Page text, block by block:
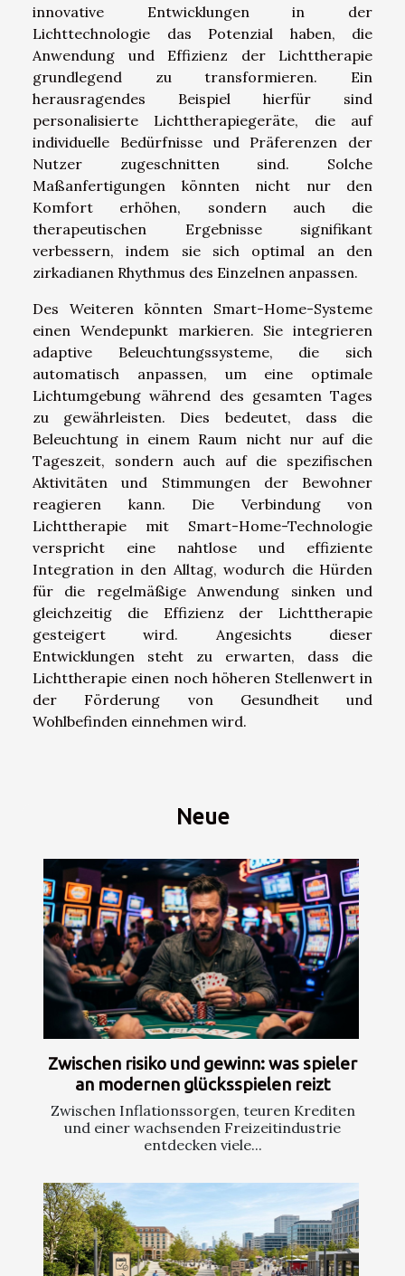
innovative Entwicklungen in der
Lichttechnologie das Potenzial haben, die
Anwendung und Effizienz der Lichttherapie
grundlegend zu transformieren. Ein
herausragendes Beispiel hierfür sind
personalisierte Lichttherapiegeräte, die auf
individuelle Bedürfnisse und Präferenzen der
Nutzer zugeschnitten sind. Solche
Maßanfertigungen könnten nicht nur den
Komfort erhöhen, sondern auch die
therapeutischen Ergebnisse signifikant
verbessern, indem sie sich optimal an den
zirkadianen Rhythmus des Einzelnen anpassen.
Des Weiteren könnten Smart-Home-Systeme
einen Wendepunkt markieren. Sie integrieren
adaptive Beleuchtungssysteme, die sich
automatisch anpassen, um eine optimale
Lichtumgebung während des gesamten Tages
zu gewährleisten. Dies bedeutet, dass die
Beleuchtung in einem Raum nicht nur auf die
Tageszeit, sondern auch auf die spezifischen
Aktivitäten und Stimmungen der Bewohner
reagieren kann. Die Verbindung von
Lichttherapie mit Smart-Home-Technologie
verspricht eine nahtlose und effiziente
Integration in den Alltag, wodurch die Hürden
für die regelmäßige Anwendung sinken und
gleichzeitig die Effizienz der Lichttherapie
gesteigert wird. Angesichts dieser
Entwicklungen steht zu erwarten, dass die
Lichttherapie einen noch höheren Stellenwert in
der Förderung von Gesundheit und
Wohlbefinden einnehmen wird.
Neue
Zwischen risiko und gewinn: was spieler
an modernen glücksspielen reizt
Zwischen Inflationssorgen, teuren Krediten
und einer wachsenden Freizeitindustrie
entdecken viele...